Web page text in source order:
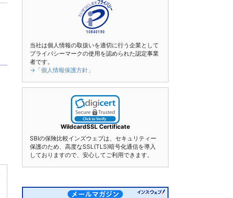
当社は個人情報の取扱いを適切に行う企業として
プライバシーマークの使用を認められた認定事業
者です。
→「個人情報保護方針」
WildcardSSL Certificate
SBIの保険比較インズウェブは、セキュリティー
保護のため、高度なSSL(TLS)暗号化通信を導入
しておりますので、安心してご利用できます。